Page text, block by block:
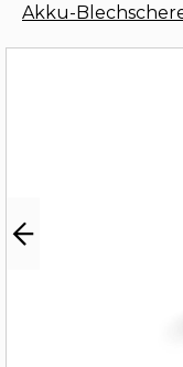
Akku-